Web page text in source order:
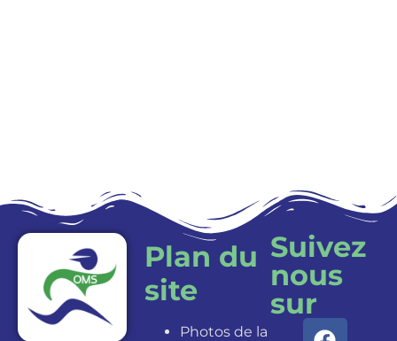
Plan du
site
Photos de la
Suivez
nous
sur